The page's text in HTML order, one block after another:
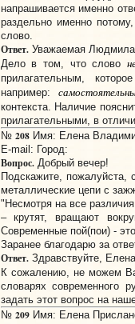
напрашивается именно
раздельно именно
слово.
Ответ.Уважаемая
Дело в том, что слово
прилагательным,
например:
контекста. Наличие
прилагательными, в
№ 208Имя: Елена
E-mail: Город:
Вопрос.Добрый вечер!
Подскажите, пожалуйста,
металлические цепи с
"Несмотря на все
– крутят, вращают
Современные пой(пои) -
Заранее благодарю за
Ответ.Здравствуйте,
К сожалению, не можем
словарях современного
задать этот вопрос на
№ 209Имя: Елена